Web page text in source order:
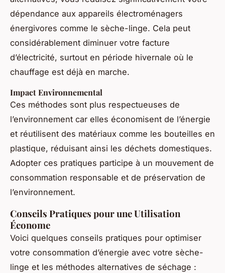
dépendance aux appareils électroménagers
énergivores comme le sèche-linge. Cela peut
considérablement diminuer votre facture
d’électricité, surtout en période hivernale où le
chauffage est déjà en marche.
Impact Environnemental
Ces méthodes sont plus respectueuses de
l’environnement car elles économisent de l’énergie
et réutilisent des matériaux comme les bouteilles en
plastique, réduisant ainsi les déchets domestiques.
Adopter ces pratiques participe à un mouvement de
consommation responsable et de préservation de
l’environnement.
Conseils Pratiques pour une Utilisation
Économe
Voici quelques conseils pratiques pour optimiser
votre consommation d’énergie avec votre sèche-
linge et les méthodes alternatives de séchage :